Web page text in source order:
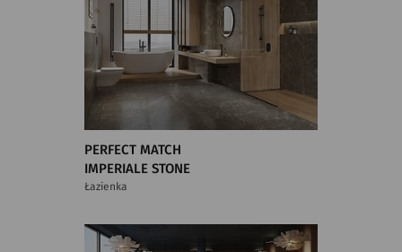
PERFECT MATCH
IMPERIALE STONE
Łazienka